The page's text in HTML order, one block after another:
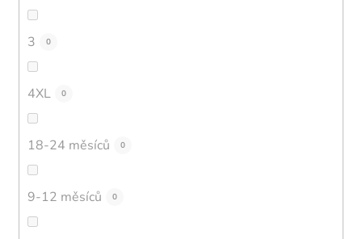
3 0
4XL 0
18-24 měsíců 0
9-12 měsíců 0